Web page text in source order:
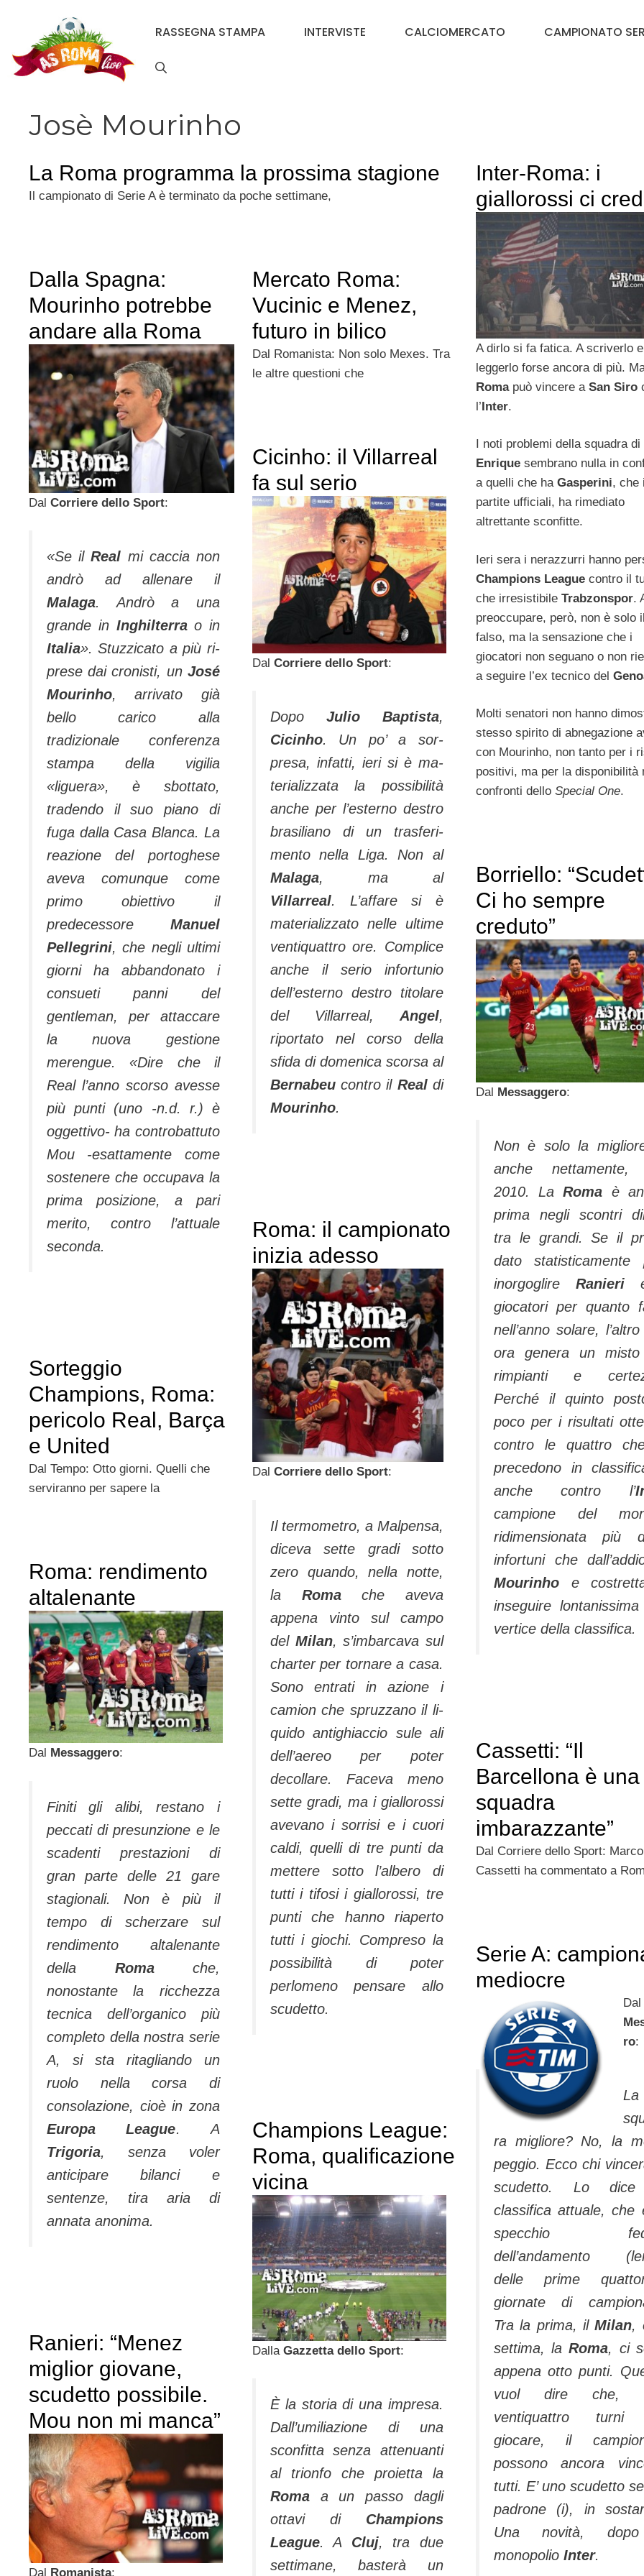
contenuto
RASSEGNA STAMPA INTERVISTE CALCIOMERCATO CAMPIONATO
Josè Mourinho
La Roma programma la prossima stagione
Il campionato di Serie A è terminato da poche settimane,
Inter-Roma: i
giallorossi ci
A dirlo si fa fatica. A scriverlo e
leggerlo forse ancora di più.
Romapuò vincere aSan Siro
l’Inter.
I noti problemi della squadra di
Enriquesembrano nulla in
a quelli che ha Gasperini, che
partite ufficiali, ha rimediato
altrettante sconfitte.
Ieri sera i nerazzurri hanno
Champions Leaguecontro il
che irresistibile Trabzonspor.
preoccupare, però, non è solo
falso, ma la sensazione che i
giocatori non seguano o non
a seguire l’ex tecnico del
Molti senatori non hanno
stesso spirito di abnegazione
con Mourinho, non tanto per i
positivi, ma per la disponibilità
confronti dello Special One.
Dalla Spagna:
Mourinho potrebbe
andare alla Roma
Dal Corriere dello Sport:
«Se ilReal mi caccia non
andrò ad allenare il
Malaga. Andrò a una
grande in Inghilterrao in
Italia». Stuzzicato a più ri­
prese dai cronisti, un José
Mourinho, arriva­to già
bello carico alla
tradizionale conferen­za
stampa della vigilia
«liguera», è sbottato,
tradendo il suo piano di
fuga dalla Casa Blan­ca. La
reazione del portoghese
aveva comun­que come
primo obiettivo il
predecessore Manuel
Pellegrini, che negli ultimi
giorni ha abbandonato i
consueti panni del
gentleman, per attaccare
la nuova gestione
merengue. «Dire che il
Real l’anno scorso avesse
più punti (uno -n.d. r.) è
oggettivo- ha controbat­tuto
Mou -esattamente come
sostenere che occupava la
prima posizione, a pari
merito, contro l’attuale
seconda.
Mercato Roma:
Vucinic e Menez,
futuro in bilico
Dal Romanista: Non solo Mexes. Tra
le altre questioni che
Cicinho: il Villarreal
fa sul serio
Dal Corriere dello Sport:
Dopo Julio Bapti­sta,
Cicinho. Un po’ a sor­
presa, infatti, ieri si è ma­
terializzata la possibilità
anche per l’esterno destro
brasiliano di un trasferi­
mento nella Liga. Non al
Malaga, ma al
Villarreal. L’affare si è
materializ­zato nelle ultime
venti­quattro ore. Complice
an­che il serio infortunio
del­l’esterno destro titolare
del Villarreal, Angel,
riporta­to nel corso della
sfida di domenica scorsa al
Berna­beucontro il Realdi
Mou­rinho.
Borriello:
Ci ho sempre
creduto”
Dal Messaggero:
Non è solo la
anche nettamente,
2010. LaRoma è
prima negli scontri
tra le grandi. Se il
dato statisticamente
inorgoglire Ranieri
giocatori per quanto
nell’anno solare,
ora genera un
rimpianti e
Perché il quinto
poco per i risultati
contro le quattro
precedono in
anche contro l’
campione del
ridimensionata più
infortuni che
Mourinho e
inseguire
vertice della classifica.
Roma: il campionato
inizia adesso
Dal Corriere dello Sport:
Il termometro, a Malpensa,
di­ceva sette gradi sotto
zero quando, nel­la notte,
la Romache aveva
appena vin­to sul campo
del Milan, s’imbarcava sul
charter per tornare a casa.
Sono entra­ti in azione i
camion che spruzzano il li­
quido antighiaccio sule ali
dell’aereo per poter
decollare. Faceva meno
sette gradi, ma i giallorossi
avevano i sorrisi e i cuori
caldi, quelli di tre punti da
met­tere sotto l’albero di
tutti i tifosi i gial­lorossi, tre
punti che hanno riaperto
tut­ti i giochi. Compreso la
possibilità di po­ter
perlomeno pensare allo
scudetto.
Sorteggio
Champions, Roma:
pericolo Real, Barça
e United
Dal Tempo: Otto giorni. Quelli che
serviranno per sapere la
Roma: rendimento
altalenante
Dal Messaggero:
Finiti gli alibi, restano i
peccati di presunzione e le
scadenti prestazioni di
gran parte delle 21 gare
stagionali. Non è più il
tempo di scherzare sul
rendimento altalenante
della Roma che,
nonostante la ricchezza
tecnica dell’organico più
completo della nostra serie
A, si sta ritagliando un
ruolo nella corsa di
consolazione, cioè in zona
Europa League. A
Trigoria, senza voler
anticipare bilanci e
sentenze, tira aria di
annata anonima.
Cassetti: “Il
Barcellona è una
squadra
imbarazzante”
Dal Corriere dello Sport: Marco
Cassetti ha commentato a
Serie A:
mediocre
Dal
ro:
La
ra migliore? No, la
peggio. Ecco chi
scudetto. Lo
classifica attuale, che
specchio
dell’andamento
delle prime
giornate di
Tra la prima, ilMilan,
settima, laRoma, ci
appena otto punti.
vuol dire che,
ventiquattro turni
giocare, il
possono ancora
tutti. E’ uno scudetto
padrone (i), in
Una novità,
monopolio Inter.
Champions League:
Roma, qualificazione
vicina
Dalla Gazzetta dello Sport:
È la storia di una impresa.
Dall’umiliazione di una
sconfitta senza attenuanti
al trionfo che proietta la
Roma a un passo dagli
ottavi di Champions
League. A Cluj, tra due
settimane, basterà un
Ranieri: “Menez
miglior giovane,
scudetto possibile.
Mou non mi manca”
Dal Romanista: